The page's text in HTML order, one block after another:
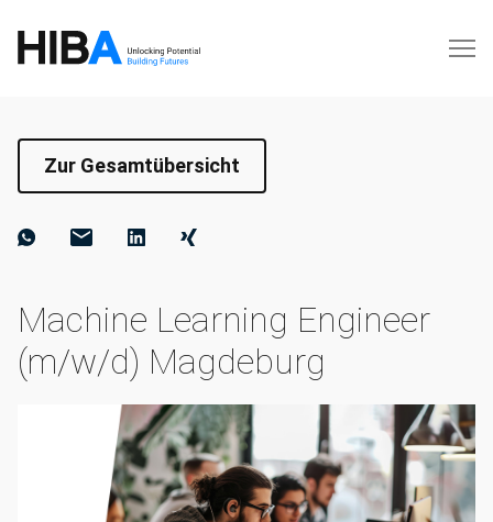
Zur Gesamtübersicht
Machine Learning Engineer
(m/w/d) Magdeburg